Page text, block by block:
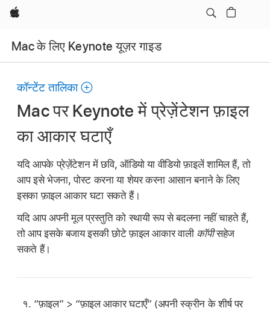
Apple
Mac के लिए Keynote यूज़र गाइड
कॉन्टेंट तालिका
Mac पर Keynote में प्रेज़ेंटेशन फ़ाइल
का आकार घटाएँ
यदि आपके प्रेज़ेंटेशन में छवि, ऑडियो या वीडियो फ़ाइलें शामिल हैं, तो
आप इसे भेजना, पोस्ट करना या शेयर करना आसान बनाने के लिए
इसका फ़ाइल आकार घटा सकते हैं।
यदि आप अपनी मूल प्रस्तुति को स्थायी रूप से बदलना नहीं चाहते हैं,
तो आप इसके बजाय इसकी छोटे फ़ाइल आकार वाली कॉपीसहेज
सकते हैं।
“फ़ाइल” > “फ़ाइल आकार घटाएँ” (अपनी स्क्रीन के शीर्ष पर